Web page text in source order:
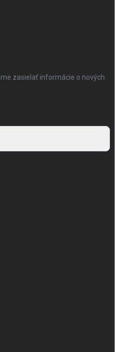
zasielať informácie o nových